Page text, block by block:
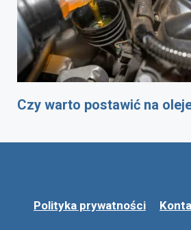
Czy warto postawić na
Polityka prywatności